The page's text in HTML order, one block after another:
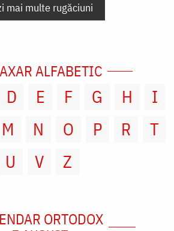
mai multe rugăciuni
ALFABETIC
D E F G H
I
M N O P R
T
U
V Z
ORTODOX